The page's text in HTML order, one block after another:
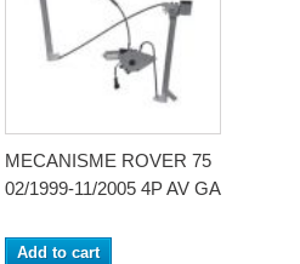
MECANISME ROVER 75
02/1999-11/2005 4P AV GA
Add to cart